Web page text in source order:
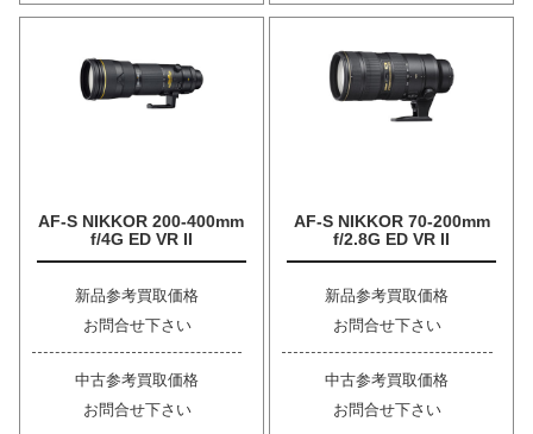
AF-S NIKKOR 200-400mm
f/4G ED VR II
新品参考買取価格
お問合せ下さい
中古参考買取価格
お問合せ下さい
AF-S NIKKOR 70-200mm
f/2.8G ED VR II
新品参考買取価格
お問合せ下さい
中古参考買取価格
お問合せ下さい